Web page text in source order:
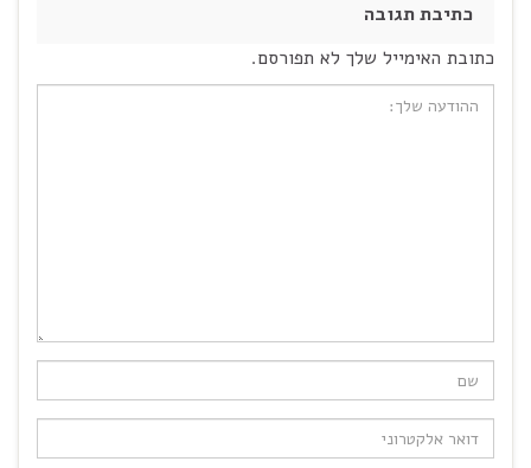
כתיבת תגובה
כתובת האימייל שלך לא תפורסם.